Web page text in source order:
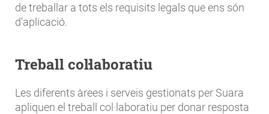
de treballar a tots els requisits legals que ens són
d'aplicació.
Treball col·laboratiu
Les diferents àrees i serveis gestionats per Suara
apliquen el treball col·laboratiu per donar resposta